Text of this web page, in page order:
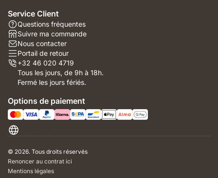
Service Client
Questions fréquentes
Suivre ma commande
Nous contacter
Portail de retour
+32 46 020 4719
Tous les jours, de 9h à 18h.
Fermé les jours fériés.
Options de paiement
© 2026. Tous droits réservés
Renoncer au contrat ici
Mentions légales